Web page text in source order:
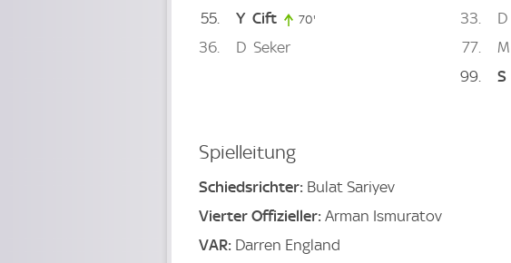
55 Y Cift 70'
36 D Seker
33 D
77
M
99
S
Spielleitung
Schiedsrichter: Bulat Sariyev
Vierter Offizieller: Arman Ismuratov
VAR: Darren England